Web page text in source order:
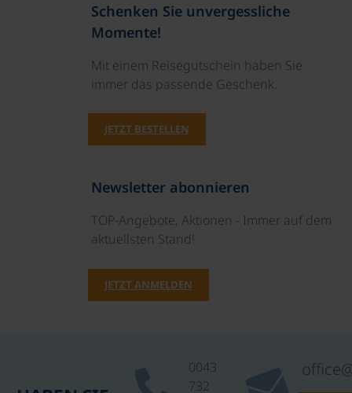
Schenken Sie unvergessliche
Momente!
Mit einem Reisegutschein haben Sie
immer das passende Geschenk.
JETZT BESTELLEN
Newsletter abonnieren
TOP-Angebote, Aktionen - Immer auf dem
aktuellsten Stand!
JETZT ANMELDEN
0043
732